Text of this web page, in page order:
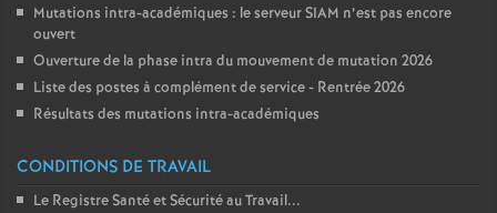
Mutations intra-académiques : le serveur SIAM n’est pas encore
ouvert
Ouverture de la phase intra du mouvement de mutation 2026
Liste des postes à complément de service - Rentrée 2026
Résultats des mutations intra-académiques
CONDITIONS DE TRAVAIL
Le Registre Santé et Sécurité au Travail...